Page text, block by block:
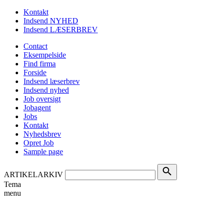
Kontakt
Indsend NYHED
Indsend LÆSERBREV
Contact
Eksempelside
Find firma
Forside
Indsend læserbrev
Indsend nyhed
Job oversigt
Jobagent
Jobs
Kontakt
Nyhedsbrev
Opret Job
Sample page
ARTIKELARKIV search
Tema
menu